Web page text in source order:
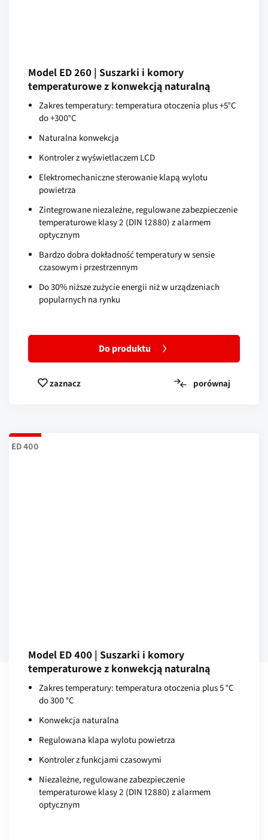
Model ED 260 | Suszarki i komory
temperaturowe z konwekcją naturalną
Zakres temperatury: temperatura otoczenia plus +5°C
do +300°C
Naturalna konwekcja
Kontroler z wyświetlaczem LCD
Elektromechaniczne sterowanie klapą wylotu
powietrza
Zintegrowane niezależne, regulowane zabezpieczenie
temperaturowe klasy 2 (DIN 12880) z alarmem
optycznym
Bardzo dobra dokładność temperatury w sensie
czasowym i przestrzennym
Do 30% niższe zużycie energii niż w urządzeniach
popularnych na rynku
Do produktu
zaznacz porównaj
ED 400
Model ED 400 | Suszarki i komory
temperaturowe z konwekcją naturalną
Zakres temperatury: temperatura otoczenia plus 5 °C
do 300 °C
Konwekcja naturalna
Regulowana klapa wylotu powietrza
Kontroler z funkcjami czasowymi
Niezależne, regulowane zabezpieczenie
temperaturowe klasy 2 (DIN 12880) z alarmem
optycznym